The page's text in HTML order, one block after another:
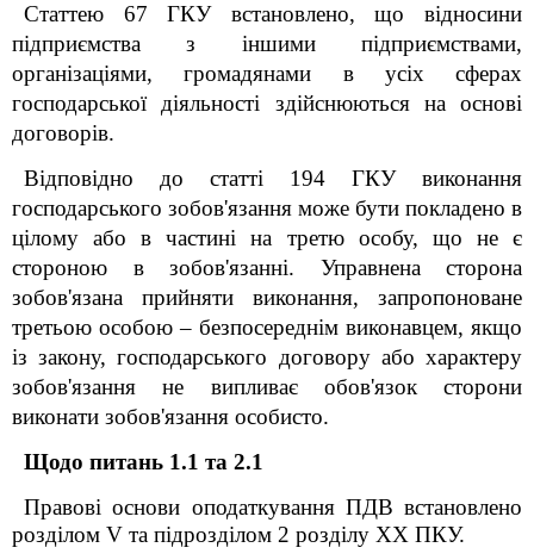
Статтею 67 ГКУ встановлено, що відносини
підприємства з іншими підприємствами,
організаціями, громадянами в усіх сферах
господарської діяльності здійснюються на основі
договорів.
Відповідно до статті 194 ГКУ виконання
господарського зобов'язання може бути покладено в
цілому або в частині на третю особу, що не є
стороною в зобов'язанні. Управнена сторона
зобов'язана прийняти виконання, запропоноване
третьою особою – безпосереднім виконавцем, якщо
із закону, господарського договору або характеру
зобов'язання не випливає обов'язок сторони
виконати зобов'язання особисто.
Щодо питань 1.1 та 2.1
Правові основи оподаткування ПДВ встановлено
розділом V та підрозділом 2 розділу XX ПКУ.